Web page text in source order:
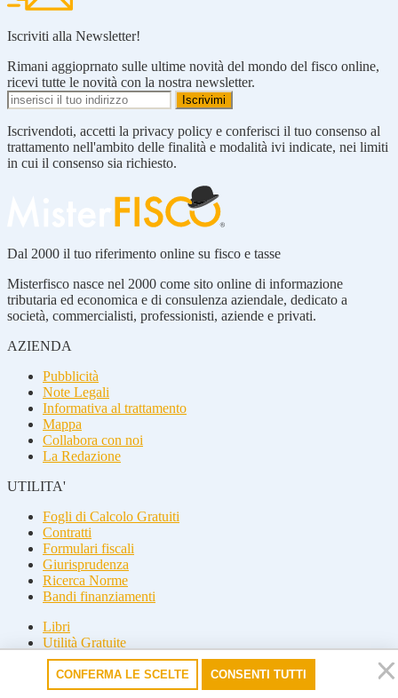
Iscriviti alla Newsletter!
Rimani aggioprnato sulle ultime novità del mondo del fisco online,
ricevi tutte le novità con la nostra newsletter.
Iscrivendoti, accetti la privacy policy e conferisci il tuo consenso al
trattamento nell'ambito delle finalità e modalità ivi indicate, nei limiti
in cui il consenso sia richiesto.
Dal 2000 il tuo riferimento online su fisco e tasse
Misterfisco nasce nel 2000 come sito online di informazione
tributaria ed economica e di consulenza aziendale, dedicato a
società, commercialisti, professionisti, aziende e privati.
AZIENDA
Pubblicità
Note Legali
Informativa al trattamento
Mappa
Collabora con noi
La Redazione
UTILITA'
Fogli di Calcolo Gratuiti
Contratti
Formulari fiscali
Giurisprudenza
Ricerca Norme
Bandi finanziamenti
Libri
Utilità Gratuite
Guide fiscali
Seguici
CONFERMA LE SCELTE CONSENTI TUTTI